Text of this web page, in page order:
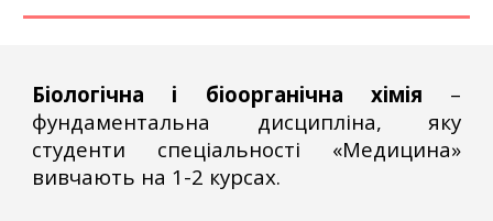
Біологічна і біоорганічна хімія –
фундаментальна дисципліна, яку
студенти спеціальності «Медицина»
вивчають на 1-2 курсах.